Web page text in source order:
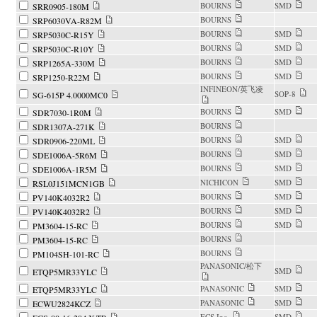
SRR0905-180M BOURNS SMD
SRP6030VA-R82M BOURNS
SRP5030C-R15Y BOURNS SMD
SRP5030C-R10Y BOURNS SMD
SRP1265A-330M BOURNS SMD
SRP1250-R22M BOURNS SMD
SG-615P 4.0000MC0
INFINEON/英飞凌 SOP-8
SDR7030-1R0M BOURNS SMD
SDR1307A-271K BOURNS
SDR0906-220ML BOURNS SMD
SDE1006A-5R6M BOURNS SMD
SDE1006A-1R5M BOURNS SMD
RSL0J151MCN1GB NICHICON SMD
PV140K4032R2 BOURNS SMD
PV140K4032R2 BOURNS SMD
PM3604-15-RC BOURNS SMD
PM3604-15-RC BOURNS
PM104SH-101-RC BOURNS
ETQP5MR33YLC
PANASONIC/松下 SMD
ETQP5MR33YLC PANASONIC SMD
ECWU2824KCZ PANASONIC SMD